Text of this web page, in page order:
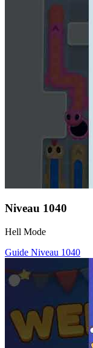
Niveau 1040
Hell Mode
Guide Niveau 1040